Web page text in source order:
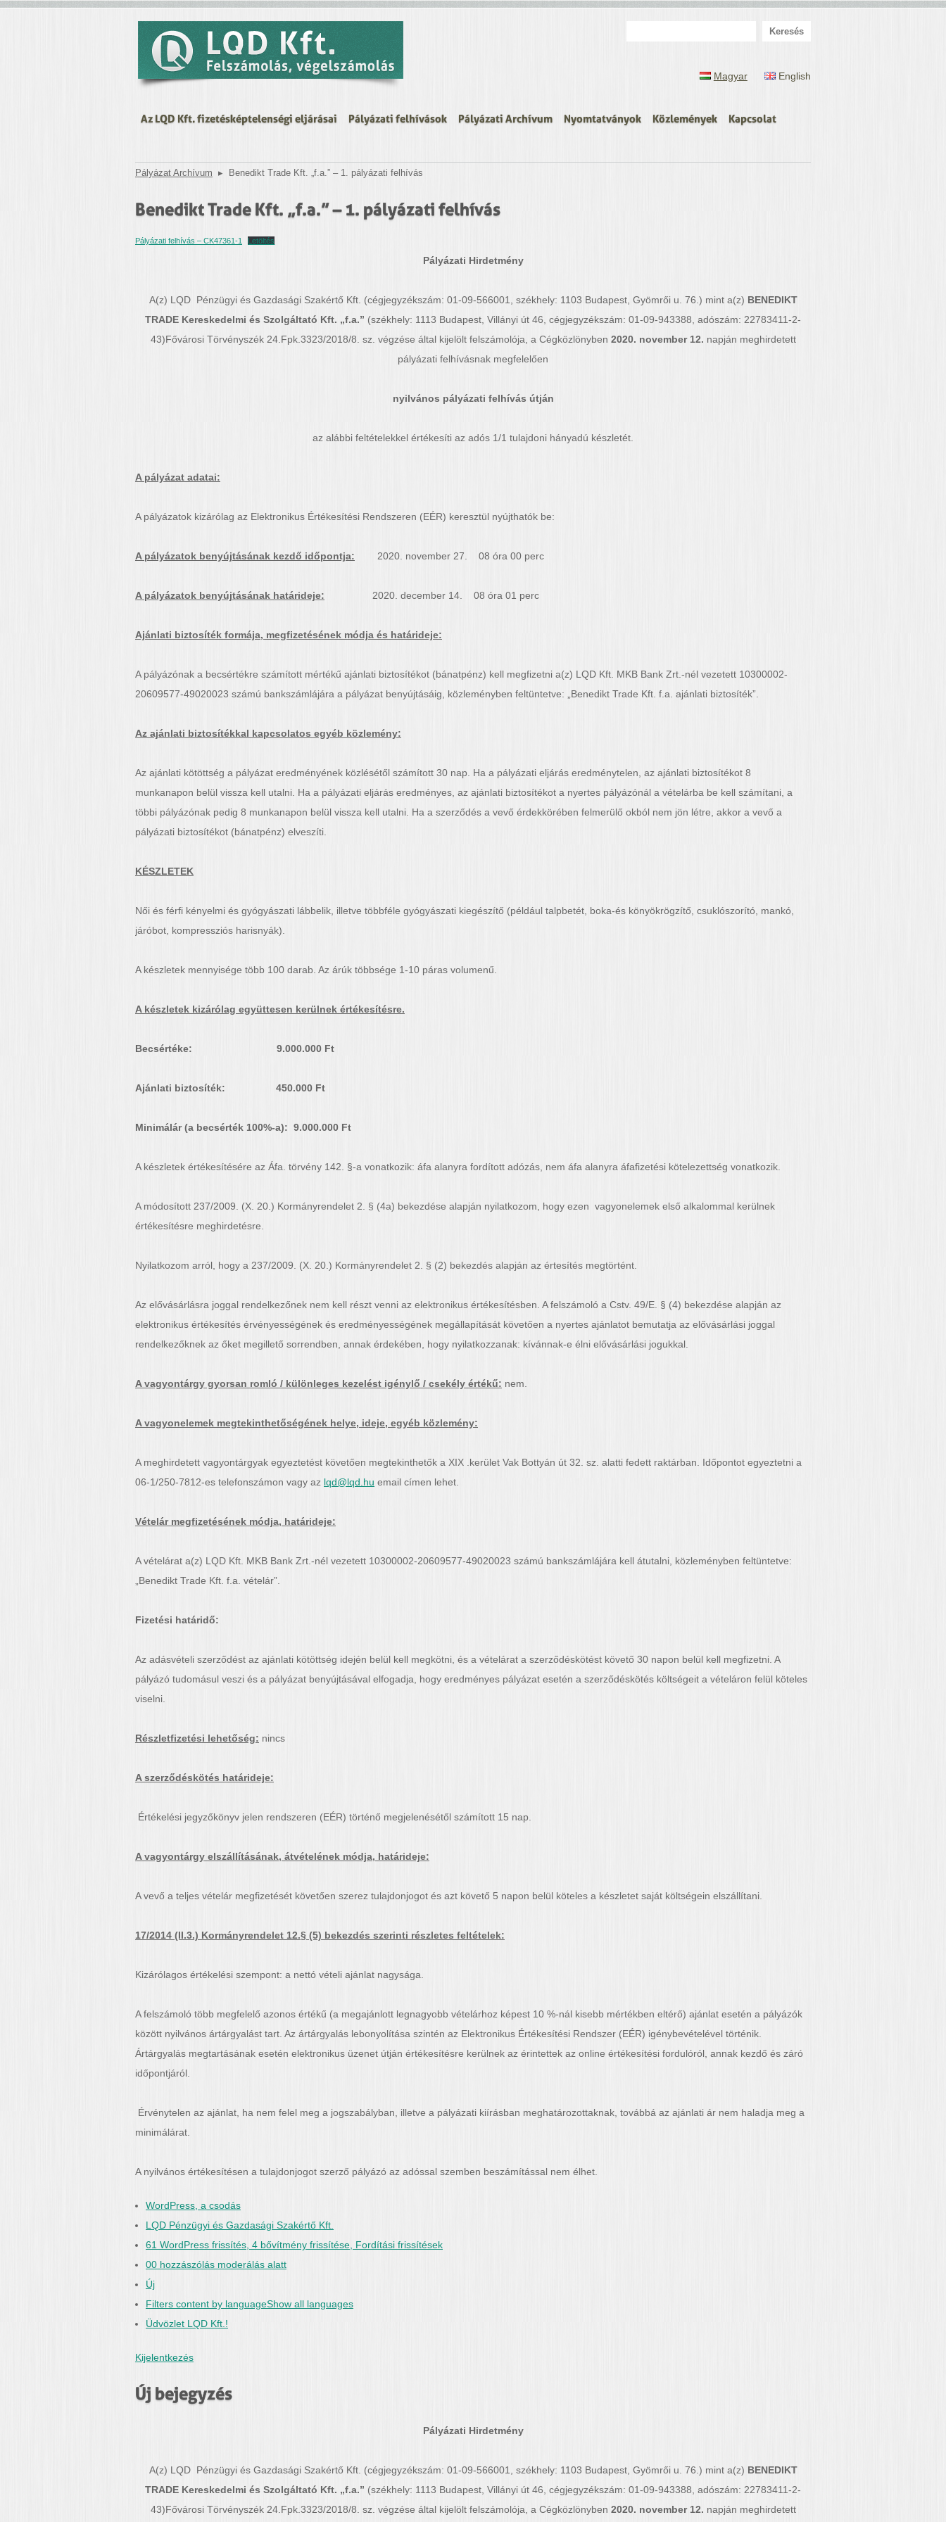
Magyar English
Az LQD Kft. fizetésképtelenségi eljárásai Pályázati felhívások Pályázati Archívum Nyomtatványok Közlemények Kapcsolat
Pályázat Archívum ▸ Benedikt Trade Kft. „f.a.” – 1. pályázati felhívás
Benedikt Trade Kft. „f.a.” – 1. pályázati felhívás
Pályázati felhívás – CK47361-1 Letöltés
Pályázati Hirdetmény
A(z) LQD Pénzügyi és Gazdasági Szakértő Kft. (cégjegyzékszám: 01-09-566001, székhely: 1103 Budapest, Gyömrői u. 76.) mint a(z) BENEDIKT
TRADE Kereskedelmi és Szolgáltató Kft. „f.a.” (székhely: 1113 Budapest, Villányi út 46, cégjegyzékszám: 01-09-943388, adószám: 22783411-2-
43)Fővárosi Törvényszék 24.Fpk.3323/2018/8. sz. végzése által kijelölt felszámolója, a Cégközlönyben 2020. november 12. napján meghirdetett
pályázati felhívásnak megfelelően
nyilvános pályázati felhívás útján
az alábbi feltételekkel értékesíti az adós 1/1 tulajdoni hányadú készletét.
A pályázat adatai:
A pályázatok kizárólag az Elektronikus Értékesítési Rendszeren (EÉR) keresztül nyújthatók be:
A pályázatok benyújtásának kezdő időpontja: 2020. november 27. 08 óra 00 perc
A pályázatok benyújtásának határideje: 2020. december 14. 08 óra 01 perc
Ajánlati biztosíték formája, megfizetésének módja és határideje:
A pályázónak a becsértékre számított mértékű ajánlati biztosítékot (bánatpénz) kell megfizetni a(z) LQD Kft. MKB Bank Zrt.-nél vezetett 10300002-
20609577-49020023 számú bankszámlájára a pályázat benyújtásáig, közleményben feltüntetve: „Benedikt Trade Kft. f.a. ajánlati biztosíték”.
Az ajánlati biztosítékkal kapcsolatos egyéb közlemény:
Az ajánlati kötöttség a pályázat eredményének közlésétől számított 30 nap. Ha a pályázati eljárás eredménytelen, az ajánlati biztosítékot 8
munkanapon belül vissza kell utalni. Ha a pályázati eljárás eredményes, az ajánlati biztosítékot a nyertes pályázónál a vételárba be kell számítani, a
többi pályázónak pedig 8 munkanapon belül vissza kell utalni. Ha a szerződés a vevő érdekkörében felmerülő okból nem jön létre, akkor a vevő a
pályázati biztosítékot (bánatpénz) elveszíti.
KÉSZLETEK
Női és férfi kényelmi és gyógyászati lábbelik, illetve többféle gyógyászati kiegészítő (például talpbetét, boka-és könyökrögzítő, csuklószorító, mankó,
járóbot, kompressziós harisnyák).
A készletek mennyisége több 100 darab. Az árúk többsége 1-10 páras volumenű.
A készletek kizárólag együttesen kerülnek értékesítésre.
Becsértéke: 9.000.000 Ft
Ajánlati biztosíték: 450.000 Ft
Minimálár (a becsérték 100%-a): 9.000.000 Ft
A készletek értékesítésére az Áfa. törvény 142. §-a vonatkozik: áfa alanyra fordított adózás, nem áfa alanyra áfafizetési kötelezettség vonatkozik.
A módosított 237/2009. (X. 20.) Kormányrendelet 2. § (4a) bekezdése alapján nyilatkozom, hogy ezen vagyonelemek első alkalommal kerülnek
értékesítésre meghirdetésre.
Nyilatkozom arról, hogy a 237/2009. (X. 20.) Kormányrendelet 2. § (2) bekezdés alapján az értesítés megtörtént.
Az elővásárlásra joggal rendelkezőnek nem kell részt venni az elektronikus értékesítésben. A felszámoló a Cstv. 49/E. § (4) bekezdése alapján az
elektronikus értékesítés érvényességének és eredményességének megállapítását követően a nyertes ajánlatot bemutatja az elővásárlási joggal
rendelkezőknek az őket megillető sorrendben, annak érdekében, hogy nyilatkozzanak: kívánnak-e élni elővásárlási jogukkal.
A vagyontárgy gyorsan romló / különleges kezelést igénylő / csekély értékű: nem.
A vagyonelemek megtekinthetőségének helye, ideje, egyéb közlemény:
A meghirdetett vagyontárgyak egyeztetést követően megtekinthetők a XIX .kerület Vak Bottyán út 32. sz. alatti fedett raktárban. Időpontot egyeztetni a
06-1/250-7812-es telefonszámon vagy az lqd@lqd.hu email címen lehet.
Vételár megfizetésének módja, határideje:
A vételárat a(z) LQD Kft. MKB Bank Zrt.-nél vezetett 10300002-20609577-49020023 számú bankszámlájára kell átutalni, közleményben feltüntetve:
„Benedikt Trade Kft. f.a. vételár”.
Fizetési határidő:
Az adásvételi szerződést az ajánlati kötöttség idején belül kell megkötni, és a vételárat a szerződéskötést követő 30 napon belül kell megfizetni. A
pályázó tudomásul veszi és a pályázat benyújtásával elfogadja, hogy eredményes pályázat esetén a szerződéskötés költségeit a vételáron felül köteles
viselni.
Részletfizetési lehetőség: nincs
A szerződéskötés határideje:
Értékelési jegyzőkönyv jelen rendszeren (EÉR) történő megjelenésétől számított 15 nap.
A vagyontárgy elszállításának, átvételének módja, határideje:
A vevő a teljes vételár megfizetését követően szerez tulajdonjogot és azt követő 5 napon belül köteles a készletet saját költségein elszállítani.
17/2014 (II.3.) Kormányrendelet 12.§ (5) bekezdés szerinti részletes feltételek:
Kizárólagos értékelési szempont: a nettó vételi ajánlat nagysága.
A felszámoló több megfelelő azonos értékű (a megajánlott legnagyobb vételárhoz képest 10 %-nál kisebb mértékben eltérő) ajánlat esetén a pályázók
között nyilvános ártárgyalást tart. Az ártárgyalás lebonyolítása szintén az Elektronikus Értékesítési Rendszer (EÉR) igénybevételével történik.
Ártárgyalás megtartásának esetén elektronikus üzenet útján értékesítésre kerülnek az érintettek az online értékesítési fordulóról, annak kezdő és záró
időpontjáról.
Érvénytelen az ajánlat, ha nem felel meg a jogszabályban, illetve a pályázati kiírásban meghatározottaknak, továbbá az ajánlati ár nem haladja meg a
minimálárat.
A nyilvános értékesítésen a tulajdonjogot szerző pályázó az adóssal szemben beszámítással nem élhet.
WordPress, a csodás
LQD Pénzügyi és Gazdasági Szakértő Kft.
61 WordPress frissítés, 4 bővítmény frissítése, Fordítási frissítések
00 hozzászólás moderálás alatt
Új
Filters content by languageShow all languages
Üdvözlet LQD Kft.!
Kijelentkezés
Új bejegyzés
Pályázati Hirdetmény
A(z) LQD Pénzügyi és Gazdasági Szakértő Kft. (cégjegyzékszám: 01-09-566001, székhely: 1103 Budapest, Gyömrői u. 76.) mint a(z) BENEDIKT
TRADE Kereskedelmi és Szolgáltató Kft. „f.a.” (székhely: 1113 Budapest, Villányi út 46, cégjegyzékszám: 01-09-943388, adószám: 22783411-2-
43)Fővárosi Törvényszék 24.Fpk.3323/2018/8. sz. végzése által kijelölt felszámolója, a Cégközlönyben 2020. november 12. napján meghirdetett